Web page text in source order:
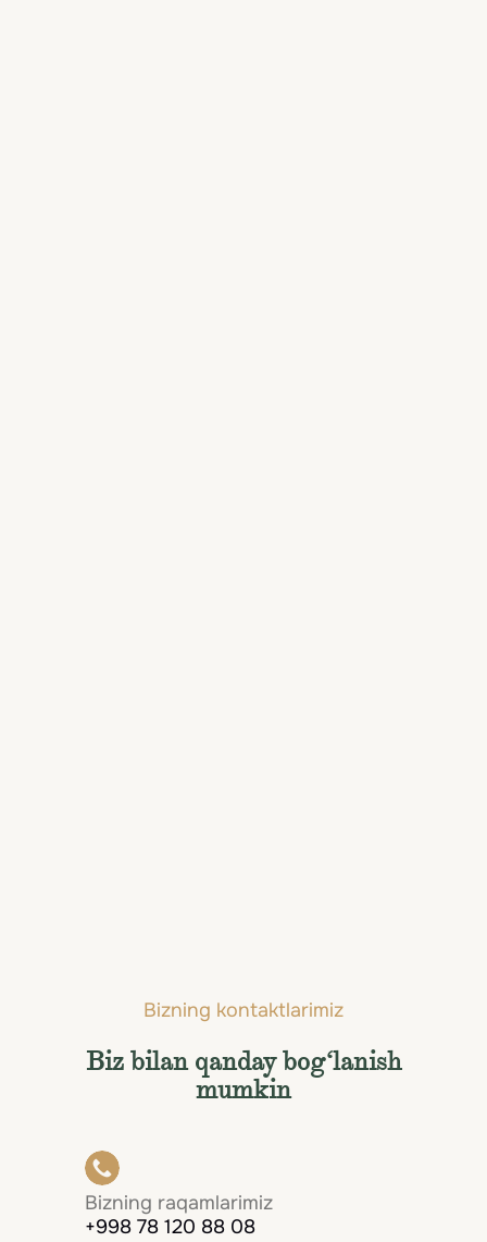
Bizning kontaktlarimiz
Biz bilan qanday bog‘lanish
mumkin
Bizning raqamlarimiz
+998 78 120 88 08